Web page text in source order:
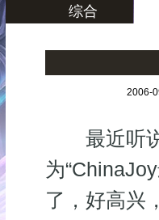
综合
2006-
最近听说
为
了，好高兴